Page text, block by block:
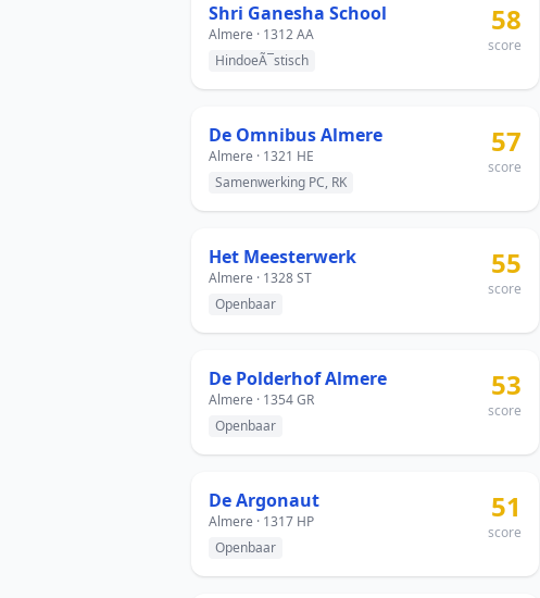
Shri Ganesha School
Almere · 1312 AA
HindoeÃ¯stisch
58
score
De Omnibus Almere
Almere · 1321 HE
Samenwerking PC, RK
57
score
Het Meesterwerk
Almere · 1328 ST
Openbaar
55
score
De Polderhof Almere
Almere · 1354 GR
Openbaar
53
score
De Argonaut
Almere · 1317 HP
Openbaar
51
score